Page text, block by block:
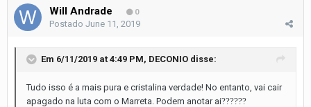
Will Andrade 0
Postado June 11, 2019
Em 6/11/2019 at 4:49 PM, DECONIO disse:
Tudo isso é a mais pura e cristalina verdade! No entanto, vai cair
apagado na luta com o Marreta. Podem anotar ai??????